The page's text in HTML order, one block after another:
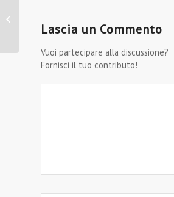
Lascia un Commento
Vuoi partecipare alla discussione?
Fornisci il tuo contributo!
Misura per Coinvolgere il